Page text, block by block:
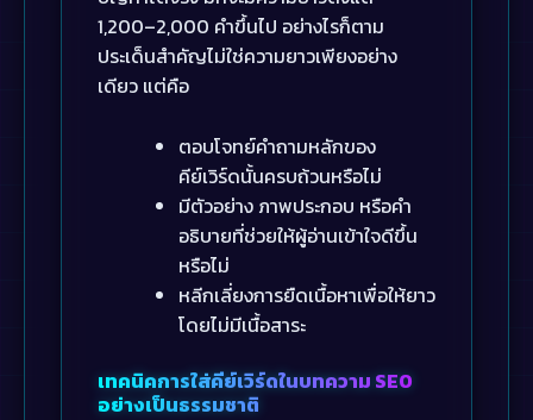
1,200–2,000 คำขึ้นไป อย่างไรก็ตาม
ประเด็นสำคัญไม่ใช่ความยาวเพียงอย่าง
เดียว แต่คือ
ตอบโจทย์คำถามหลักของ
คีย์เวิร์ดนั้นครบถ้วนหรือไม่
มีตัวอย่าง ภาพประกอบ หรือคำ
อธิบายที่ช่วยให้ผู้อ่านเข้าใจดีขึ้น
หรือไม่
หลีกเลี่ยงการยืดเนื้อหาเพื่อให้ยาว
โดยไม่มีเนื้อสาระ
เทคนิคการใส่คีย์เวิร์ดในบทความ SEO
อย่างเป็นธรรมชาติ